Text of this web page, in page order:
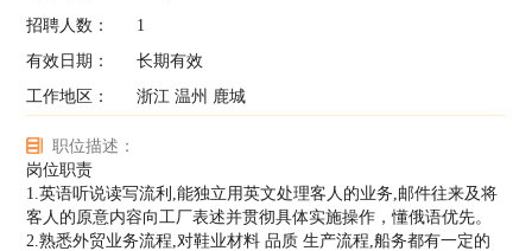
招聘人数：
1
有效日期：
长期有效
工作地区：
浙江 温州 鹿城
职位描述：
岗位职责
1.英语听说读写流利,能独立用英文处理客人的业务,邮件往来及将
客人的原意内容向工厂表述并贯彻具体实施操作，懂俄语优先。
2.熟悉外贸业务流程,对鞋业材料 品质 生产流程,船务都有一定的